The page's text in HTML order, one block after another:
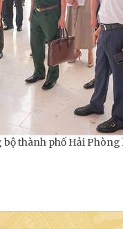
thành phố Hải